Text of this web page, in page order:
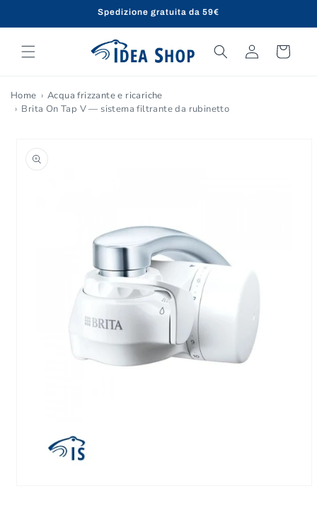
ai contenuti
Spedizione gratuita da 59€
Accedi Carrello
Home
Acqua frizzante e ricariche
Brita On Tap V — sistema filtrante da rubinetto
sul prodotto